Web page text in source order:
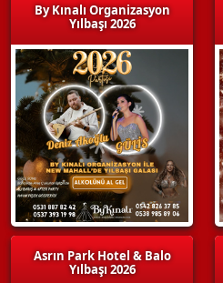
By Kınalı Organizasyon
Yılbaşı 2026
Asrın Park Hotel & Balo
Yılbaşı 2026